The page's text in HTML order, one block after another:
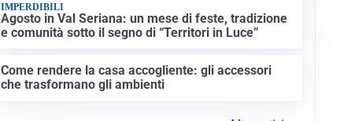
IMPERDIBILI
Agosto in Val Seriana: un mese di feste, tradizione
e comunità sotto il segno di “Territori in Luce”
Come rendere la casa accogliente: gli accessori
che trasformano gli ambienti